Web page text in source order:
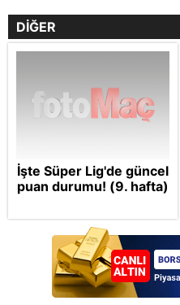
DİĞER
İşte Süper Lig'de güncel
puan durumu! (9. hafta)